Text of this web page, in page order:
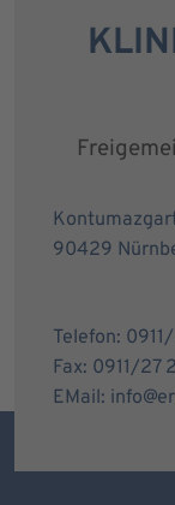
90429
Telefon:
Fax: 0911/27
EMail: